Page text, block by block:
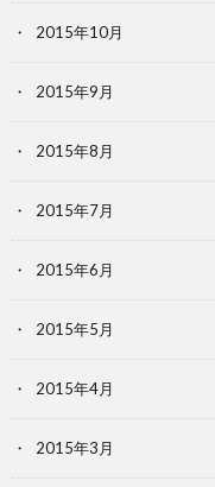
2015年10月
2015年9月
2015年8月
2015年7月
2015年6月
2015年5月
2015年4月
2015年3月